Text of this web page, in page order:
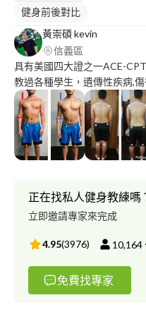
健身前後對比
黃崇碩 kevin
信義區
具有美國四大證之一ACE-
教過各種學生，遺傳性疾病,
堂是體驗，讓我了解目前的狀
發現的問題優先處裡，再來針
得朝理想的自己前進
正在找私人健身教練嗎
立即邀請專家來完成
4.95(3976) 10,164
免費找專家